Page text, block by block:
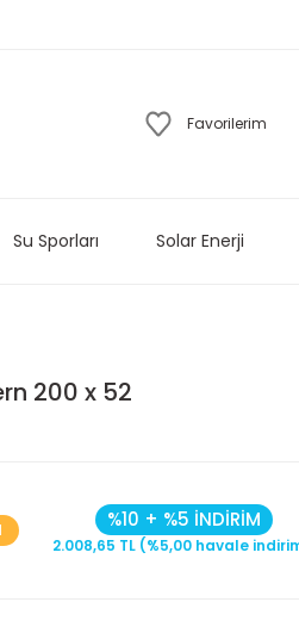
Favorilerim
Su Sporları Solar Enerji
200 x 52
%10 + %5 İNDİRİM
2.008,65 TL (%5,00 havale